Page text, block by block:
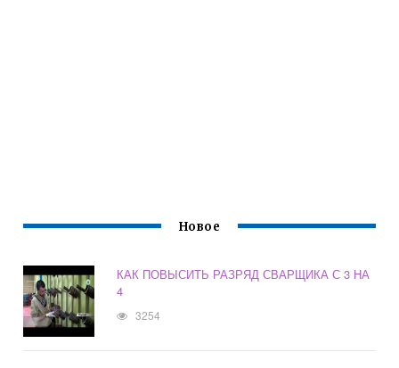
Новое
КАК ПОВЫСИТЬ РАЗРЯД СВАРЩИКА С 3 НА
4
3254